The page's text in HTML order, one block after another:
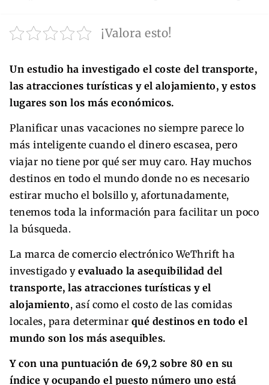
¡Valora esto!
Un estudio ha investigado el coste del transporte,
las atracciones turísticas y el alojamiento, y estos
lugares son los más económicos.
Planificar unas vacaciones no siempre parece lo
más inteligente cuando el dinero escasea, pero
viajar no tiene por qué ser muy caro. Hay muchos
destinos en todo el mundo donde no es necesario
estirar mucho el bolsillo y, afortunadamente,
tenemos toda la información para facilitar un poco
la búsqueda.
La marca de comercio electrónico WeThrift ha
investigado y evaluado la asequibilidad del
transporte, las atracciones turísticas y el
alojamiento, así como el costo de las comidas
locales, para determinar qué destinos en todo el
mundo son los más asequibles.
Y con una puntuación de 69,2 sobre 80 en su
índice y ocupando el puesto número uno está